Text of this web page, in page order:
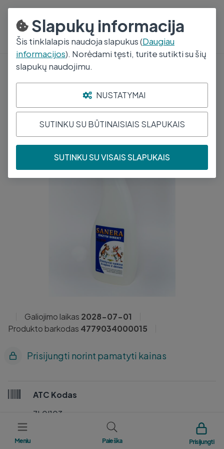
I - V 8-17
Meniu Paieška Prisijungti
Kvapų kontrolė
Sanera Enzym Direkt su purkšt. 500ml
Galiojimo laikas 2028-07-01
Produkto barkodas 4779034000015
Prisijungti norint pamatyti kainas
ATC Kodas
7L0I103
Slapukų informacija
Šis tinklalapis naudoja slapukus (Daugiau
informacijos). Norėdami tęsti, turite sutikti su šių
slapukų naudojimu.
NUSTATYMAI
SUTINKU SU BŪTINAISIAIS SLAPUKAIS
SUTINKU SU VISAIS SLAPUKAIS